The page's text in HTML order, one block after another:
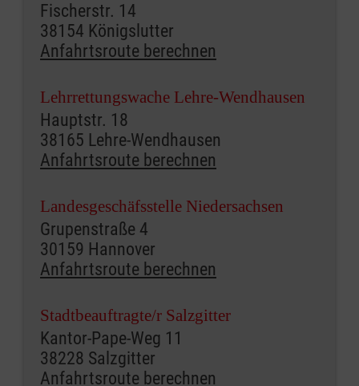
Fischerstr. 14
38154 Königslutter
Anfahrtsroute berechnen
Lehrrettungswache Lehre-Wendhausen
Hauptstr. 18
38165 Lehre-Wendhausen
Anfahrtsroute berechnen
Landesgeschäfsstelle Niedersachsen
Grupenstraße 4
30159 Hannover
Anfahrtsroute berechnen
Stadtbeauftragte/r Salzgitter
Kantor-Pape-Weg 11
38228 Salzgitter
Anfahrtsroute berechnen